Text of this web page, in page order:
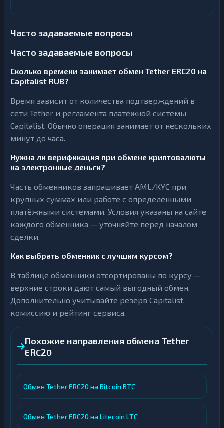
Часто задаваемые вопросы
Часто задаваемые вопросы
Сколько времени занимает обмен Tether ERC20 на
Capitalist RUB?
Время зависит от количества подтверждений в
сети Tether и регламента платёжной системы
Capitalist. Обычно операция занимает от нескольких
минут до часа.
Нужна ли верификация при обмене криптовалюты
на электронные деньги?
Часть обменников запрашивает AML/KYC при
крупных суммах или работе с определёнными
платёжными системами. Условия указаны на сайте
каждого обменника — уточняйте перед началом
сделки.
Как выбрать обменник с лучшим курсом?
В таблице обменники отсортированы по курсу —
верхние строки дают самый выгодный обмен.
Дополнительно учитывайте резерв Capitalist,
комиссию и рейтинг сервиса.
Похожие направления обмена Tether
ERC20
Обмен Tether ERC20 на Bitcoin BTC
Обмен Tether ERC20 на Litecoin LTC